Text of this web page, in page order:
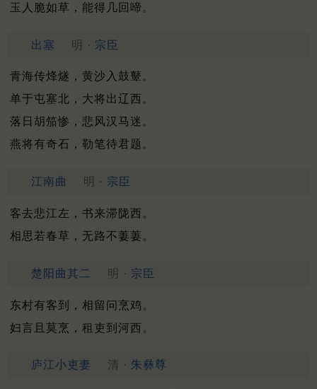
玉人脆如草，能得几回啼。
出塞 明 · 宗臣
青海传烽燧，黄沙入鼓鼙。
单于屯塞北，大将出辽西。
落日胡笳惨，悲风汉马迷。
燕将有奇石，勒笔待君题。
江南曲 明 · 宗臣
客去悲江左，书来滞陇西。
相思若春草，无路不萋萋。
楚阳曲其二 明 · 宗臣
东村有客到，相留问烹鸡。
妇言且莫烹，租吏到河西。
庐江小吏妻 清 · 朱彝尊